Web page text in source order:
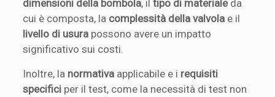
dimensioni della bombola, iltipo di materialeda
cui è composta, la complessità della valvola e il
livello di usura possono avere un impatto
significativo sui costi.
Inoltre, la normativa applicabile e i requisiti
specifici per il test, come la necessità di test non